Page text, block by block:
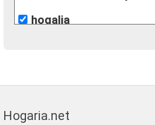
hogalia
grupo extra
Hogaria.net